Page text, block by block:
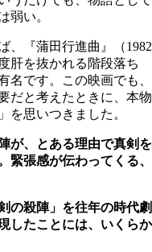
弱い。
、『蒲田行進曲』（1982
肝を抜かれる階段落ち
名です。この映画でも、
だと考えたときに、本物
を思いつきました。
が、とある理由で真剣を
緊張感が伝わってくる、
の殺陣」を往年の時代劇
したことには、いくらか